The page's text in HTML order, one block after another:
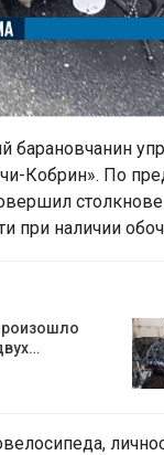
барановчанин
Кобрин». По
при наличии